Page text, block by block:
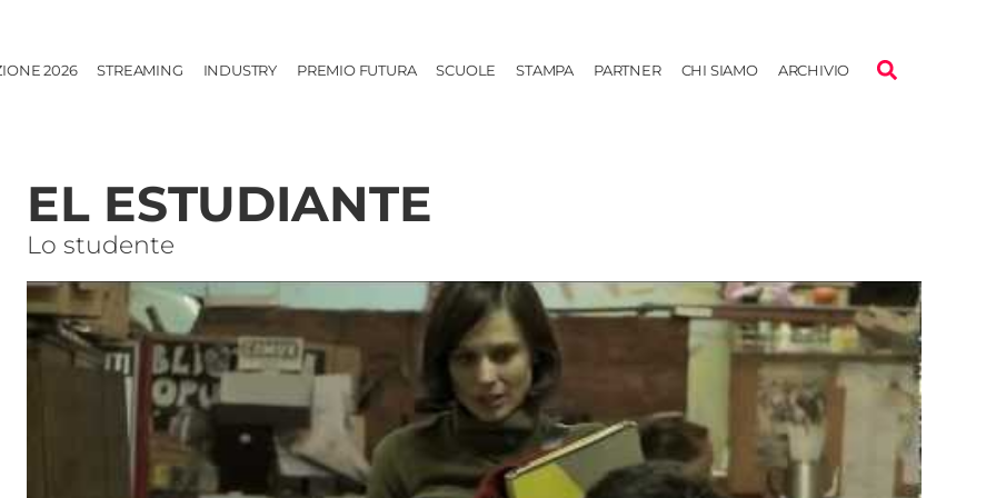
2026 STREAMING INDUSTRY PREMIO FUTURA SCUOLE STAMPA PARTNER CHI SIAMO ARCHIVIO
EL ESTUDIANTE
Lo studente